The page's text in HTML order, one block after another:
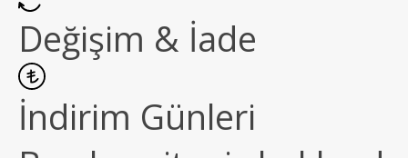
Değişim & İade
İndirim Günleri